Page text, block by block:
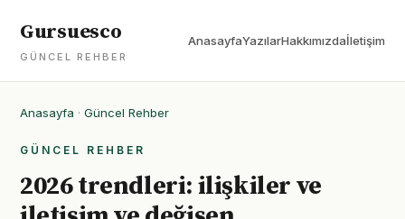
Gursuesco
GÜNCEL REHBER
AnasayfaYazılarHakkımızdaİletişim
Anasayfa · Güncel Rehber
GÜNCEL REHBER
2026 trendleri: ilişkiler ve